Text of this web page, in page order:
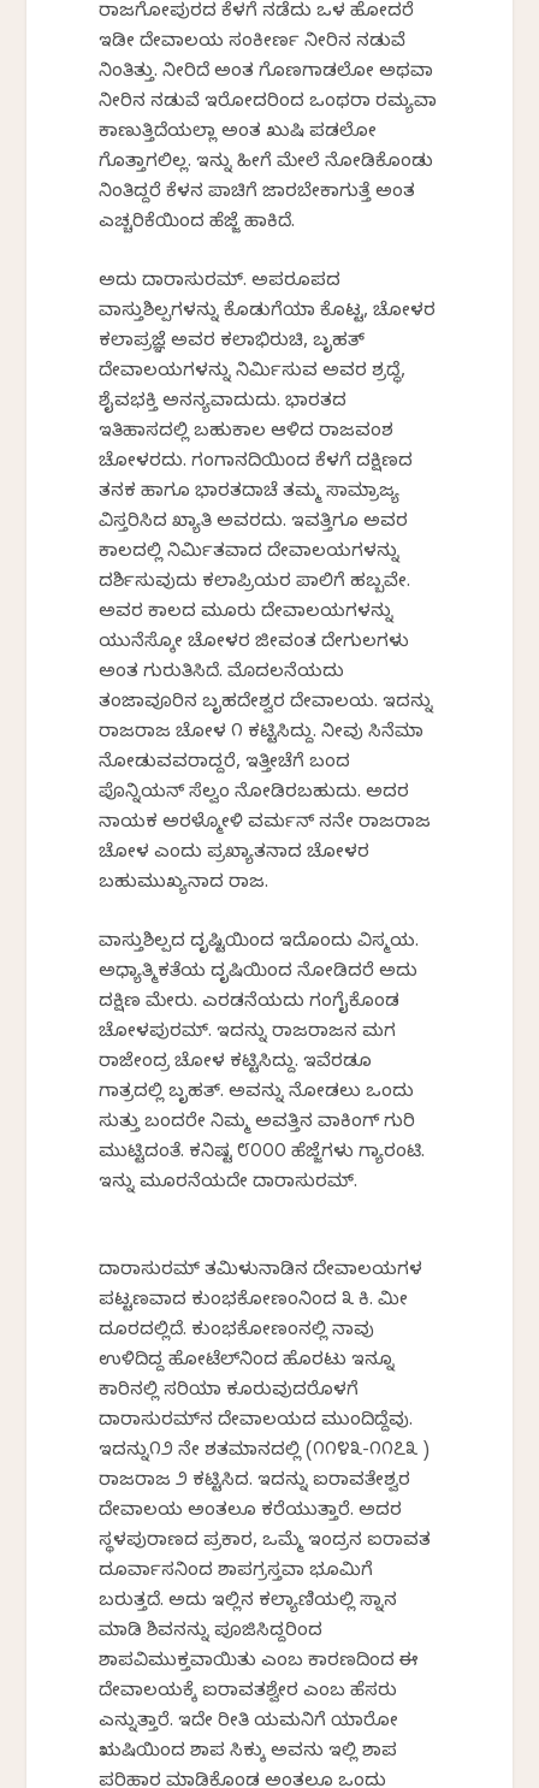
ರಾಜಗೋಪುರದ ಕೆಳಗೆ ನಡೆದು ಒಳ ಹೋದರೆ
ಇಡೀ ದೇವಾಲಯ ಸಂಕೀರ್ಣ ನೀರಿನ ನಡುವೆ
ನಿಂತಿತ್ತು. ನೀರಿದೆ ಅಂತ ಗೊಣಗಾಡಲೋ ಅಥವಾ
ನೀರಿನ ನಡುವೆ ಇರೋದರಿಂದ ಒಂಥರಾ ರಮ್ಯವಾಗಿ
ಕಾಣುತ್ತಿದೆಯಲ್ಲಾ ಅಂತ ಖುಷಿ ಪಡಲೋ
ಗೊತ್ತಾಗಲಿಲ್ಲ. ಇನ್ನು ಹೀಗೆ ಮೇಲೆ ನೋಡಿಕೊಂಡು
ನಿಂತಿದ್ದರೆ ಕೆಳಗಿನ ಪಾಚಿಗೆ ಜಾರಬೇಕಾಗುತ್ತೆ ಅಂತ
ಎಚ್ಚರಿಕೆಯಿಂದ ಹೆಜ್ಜೆ ಹಾಕಿದೆ.
ಅದು ದಾರಾಸುರಮ್‌. ಅಪರೂಪದ
ವಾಸ್ತುಶಿಲ್ಪಗಳನ್ನು ಕೊಡುಗೆಯಾಗಿ ಕೊಟ್ಟ, ಚೋಳರ
ಕಲಾಪ್ರಜ್ಞೆ ಅವರ ಕಲಾಭಿರುಚಿ, ಬೃಹತ್‌
ದೇವಾಲಯಗಳನ್ನು ನಿರ್ಮಿಸುವ ಅವರ ಶ್ರದ್ಧೆ,
ಶೈವಭಕ್ತಿ ಅನನ್ಯವಾದುದು. ಭಾರತದ
ಇತಿಹಾಸದಲ್ಲಿ ಬಹುಕಾಲ ಆಳಿದ ರಾಜವಂಶ
ಚೋಳರದು. ಗಂಗಾನದಿಯಿಂದ ಕೆಳಗೆ ದಕ್ಷಿಣದ
ತನಕ ಹಾಗೂ ಭಾರತದಾಚೆ ತಮ್ಮ ಸಾಮ್ರಾಜ್ಯ
ವಿಸ್ತರಿಸಿದ ಖ್ಯಾತಿ ಅವರದು. ಇವತ್ತಿಗೂ ಅವರ
ಕಾಲದಲ್ಲಿ ನಿರ್ಮಿತವಾದ ದೇವಾಲಯಗಳನ್ನು
ದರ್ಶಿಸುವುದು ಕಲಾಪ್ರಿಯರ ಪಾಲಿಗೆ ಹಬ್ಬವೇ.
ಅವರ ಕಾಲದ ಮೂರು ದೇವಾಲಯಗಳನ್ನು
ಯುನೆಸ್ಕೋ ಚೋಳರ ಜೀವಂತ ದೇಗುಲಗಳು
ಅಂತ ಗುರುತಿಸಿದೆ. ಮೊದಲನೆಯದು
ತಂಜಾವೂರಿನ ಬೃಹದೇಶ್ವರ ದೇವಾಲಯ. ಇದನ್ನು
ರಾಜರಾಜ ಚೋಳ ೧ ಕಟ್ಟಿಸಿದ್ದು. ನೀವು ಸಿನೆಮಾ
ನೋಡುವವರಾಗಿದ್ದರೆ, ಇತ್ತೀಚೆಗೆ ಬಂದ
ಪೊನ್ನಿಯನ್‌ ಸೆಲ್ವಂ ನೋಡಿರಬಹುದು. ಅದರ
ನಾಯಕ ಅರಳ್ಮೋಳಿ ವರ್ಮನ್‌ ನನೇ ರಾಜರಾಜ
ಚೋಳ ಎಂದು ಪ್ರಖ್ಯಾತನಾದ ಚೋಳರ
ಬಹುಮುಖ್ಯನಾದ ರಾಜ.
ವಾಸ್ತುಶಿಲ್ಪದ ದೃಷ್ಟಿಯಿಂದ ಇದೊಂದು ವಿಸ್ಮಯ.
ಅಧ್ಯಾತ್ಮಿಕತೆಯ ದೃಷಿಯಿಂದ ನೋಡಿದರೆ ಅದು
ದಕ್ಷಿಣ ಮೇರು. ಎರಡನೆಯದು ಗಂಗೈಕೊಂಡ
ಚೋಳಪುರಮ್. ಇದನ್ನು ರಾಜರಾಜನ ಮಗ
ರಾಜೇಂದ್ರ ಚೋಳ ಕಟ್ಟಿಸಿದ್ದು. ಇವೆರಡೂ
ಗಾತ್ರದಲ್ಲಿ ಬೃಹತ್‌. ಅವನ್ನು ನೋಡಲು ಒಂದು
ಸುತ್ತು ಬಂದರೇ ನಿಮ್ಮ ಅವತ್ತಿನ ವಾಕಿಂಗ್‌ ಗುರಿ
ಮುಟ್ಟಿದಂತೆ. ಕನಿಷ್ಟ ೮೦೦೦ ಹೆಜ್ಜೆಗಳು ಗ್ಯಾರಂಟಿ.
ಇನ್ನು ಮೂರನೆಯದೇ ದಾರಾಸುರಮ್.
ದಾರಾಸುರಮ್‌ ತಮಿಳುನಾಡಿನ ದೇವಾಲಯಗಳ
ಪಟ್ಟಣವಾದ ಕುಂಭಕೋಣಂನಿಂದ ೩ ಕಿ. ಮೀ
ದೂರದಲ್ಲಿದೆ. ಕುಂಭಕೋಣಂನಲ್ಲಿ ನಾವು
ಉಳಿದಿದ್ದ ಹೋಟೆಲ್‌ನಿಂದ ಹೊರಟು ಇನ್ನೂ
ಕಾರಿನಲ್ಲಿ ಸರಿಯಾಗಿ ಕೂರುವುದರೊಳಗೆ
ದಾರಾಸುರಮ್‌ನ ದೇವಾಲಯದ ಮುಂದಿದ್ದೆವು.
ಇದನ್ನು೧೨ ನೇ ಶತಮಾನದಲ್ಲಿ (೧೧೪೩-೧೧೭೩ )
ರಾಜರಾಜ ೨ ಕಟ್ಟಿಸಿದ. ಇದನ್ನು ಐರಾವತೇಶ್ವರ
ದೇವಾಲಯ ಅಂತಲೂ ಕರೆಯುತ್ತಾರೆ. ಅದರ
ಸ್ಥಳಪುರಾಣದ ಪ್ರಕಾರ, ಒಮ್ಮೆ ಇಂದ್ರನ ಐರಾವತ
ದೂರ್ವಾಸನಿಂದ ಶಾಪಗ್ರಸ್ತವಾಗಿ ಭೂಮಿಗೆ
ಬರುತ್ತದೆ. ಅದು ಇಲ್ಲಿನ ಕಲ್ಯಾಣಿಯಲ್ಲಿ ಸ್ನಾನ
ಮಾಡಿ ಶಿವನನ್ನು ಪೂಜಿಸಿದ್ದರಿಂದ
ಶಾಪವಿಮುಕ್ತವಾಯಿತು ಎಂಬ ಕಾರಣದಿಂದ ಈ
ದೇವಾಲಯಕ್ಕೆ ಐರಾವತಶ್ವೇರ ಎಂಬ ಹೆಸರು
ಎನ್ನುತ್ತಾರೆ. ಇದೇ ರೀತಿ ಯಮನಿಗೆ ಯಾರೋ
ಋಷಿಯಿಂದ ಶಾಪ ಸಿಕ್ಕು ಅವನು ಇಲ್ಲಿ ಶಾಪ